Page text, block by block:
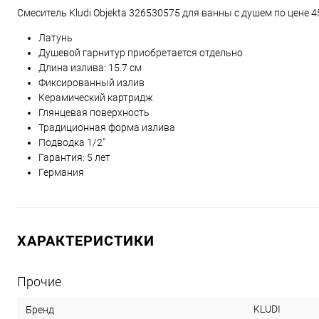
Смеситель Kludi Objekta 326530575 для ванны с душем по цене
Латунь
Душевой гарнитур приобретается отдельно
Длина излива: 15.7 см
Фиксированный излив
Керамический картридж
Глянцевая поверхность
Традиционная форма излива
Подводка 1/2"
Гарантия: 5 лет
Германия
ХАРАКТЕРИСТИКИ
Прочие
Бренд KLUDI